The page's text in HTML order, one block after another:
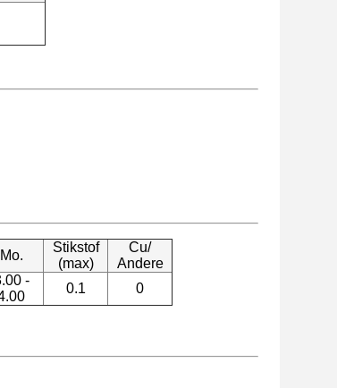
Mo.
Stikstof
(max)
Cu/
Andere
-
0.1 0